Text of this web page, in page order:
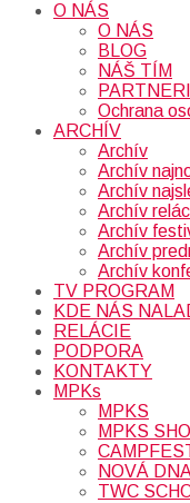
O NÁS
O NÁS
BLOG
NÁŠ TÍM
PARTNERI
Ochrana
ARCHÍV
Archív
Archív
Archív
Archív
Archív
Archív
Archív
TV PROGRAM
KDE NÁS
RELÁCIE
PODPORA
KONTAKTY
MPKs
MPKS
MPKS
NOVÁ
TWC